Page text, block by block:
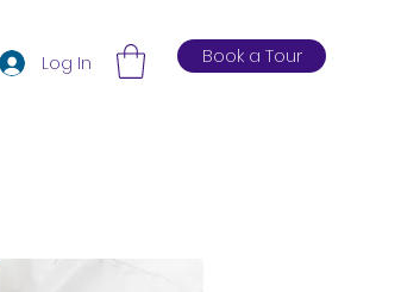
Log In Book a Tour